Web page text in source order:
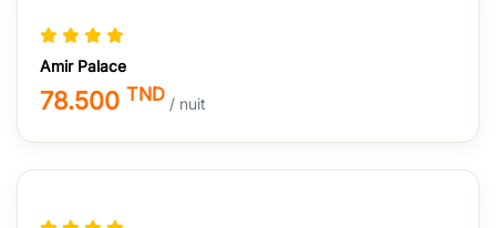
Amir Palace
78.500 TND / nuit